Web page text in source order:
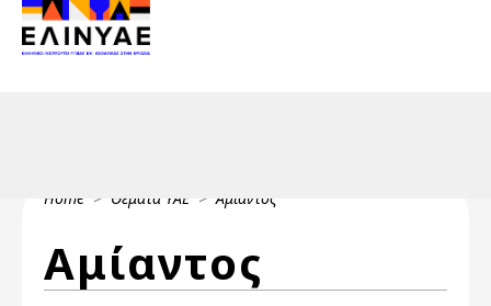
Skip to main content
Header Top 2
Header Top
Breadcrumb
Home Θέματα ΥΑΕ Αμίαντος
Αμίαντος